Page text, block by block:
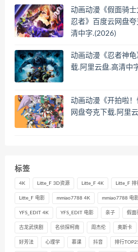
动画动漫《假面骑
忍者》百度云网盘
清中字.(2026)
动画动漫《忍者神
载.阿里云盘.高清中
动画动漫《开拍啦
网盘夸克下载.阿里
标签
4K Litte_F 3D资源 Litte_F 4K Litte_F
Litte_F 电影 mmiao7788 4K mmiao7788 电
YFS_EDIT 4K YFS_EDIT 电影 亲子 假面
古龙武侠剧 名侦探柯南 周杰伦 奥斯卡
好芳法 心理学 慕课 抖音 排行